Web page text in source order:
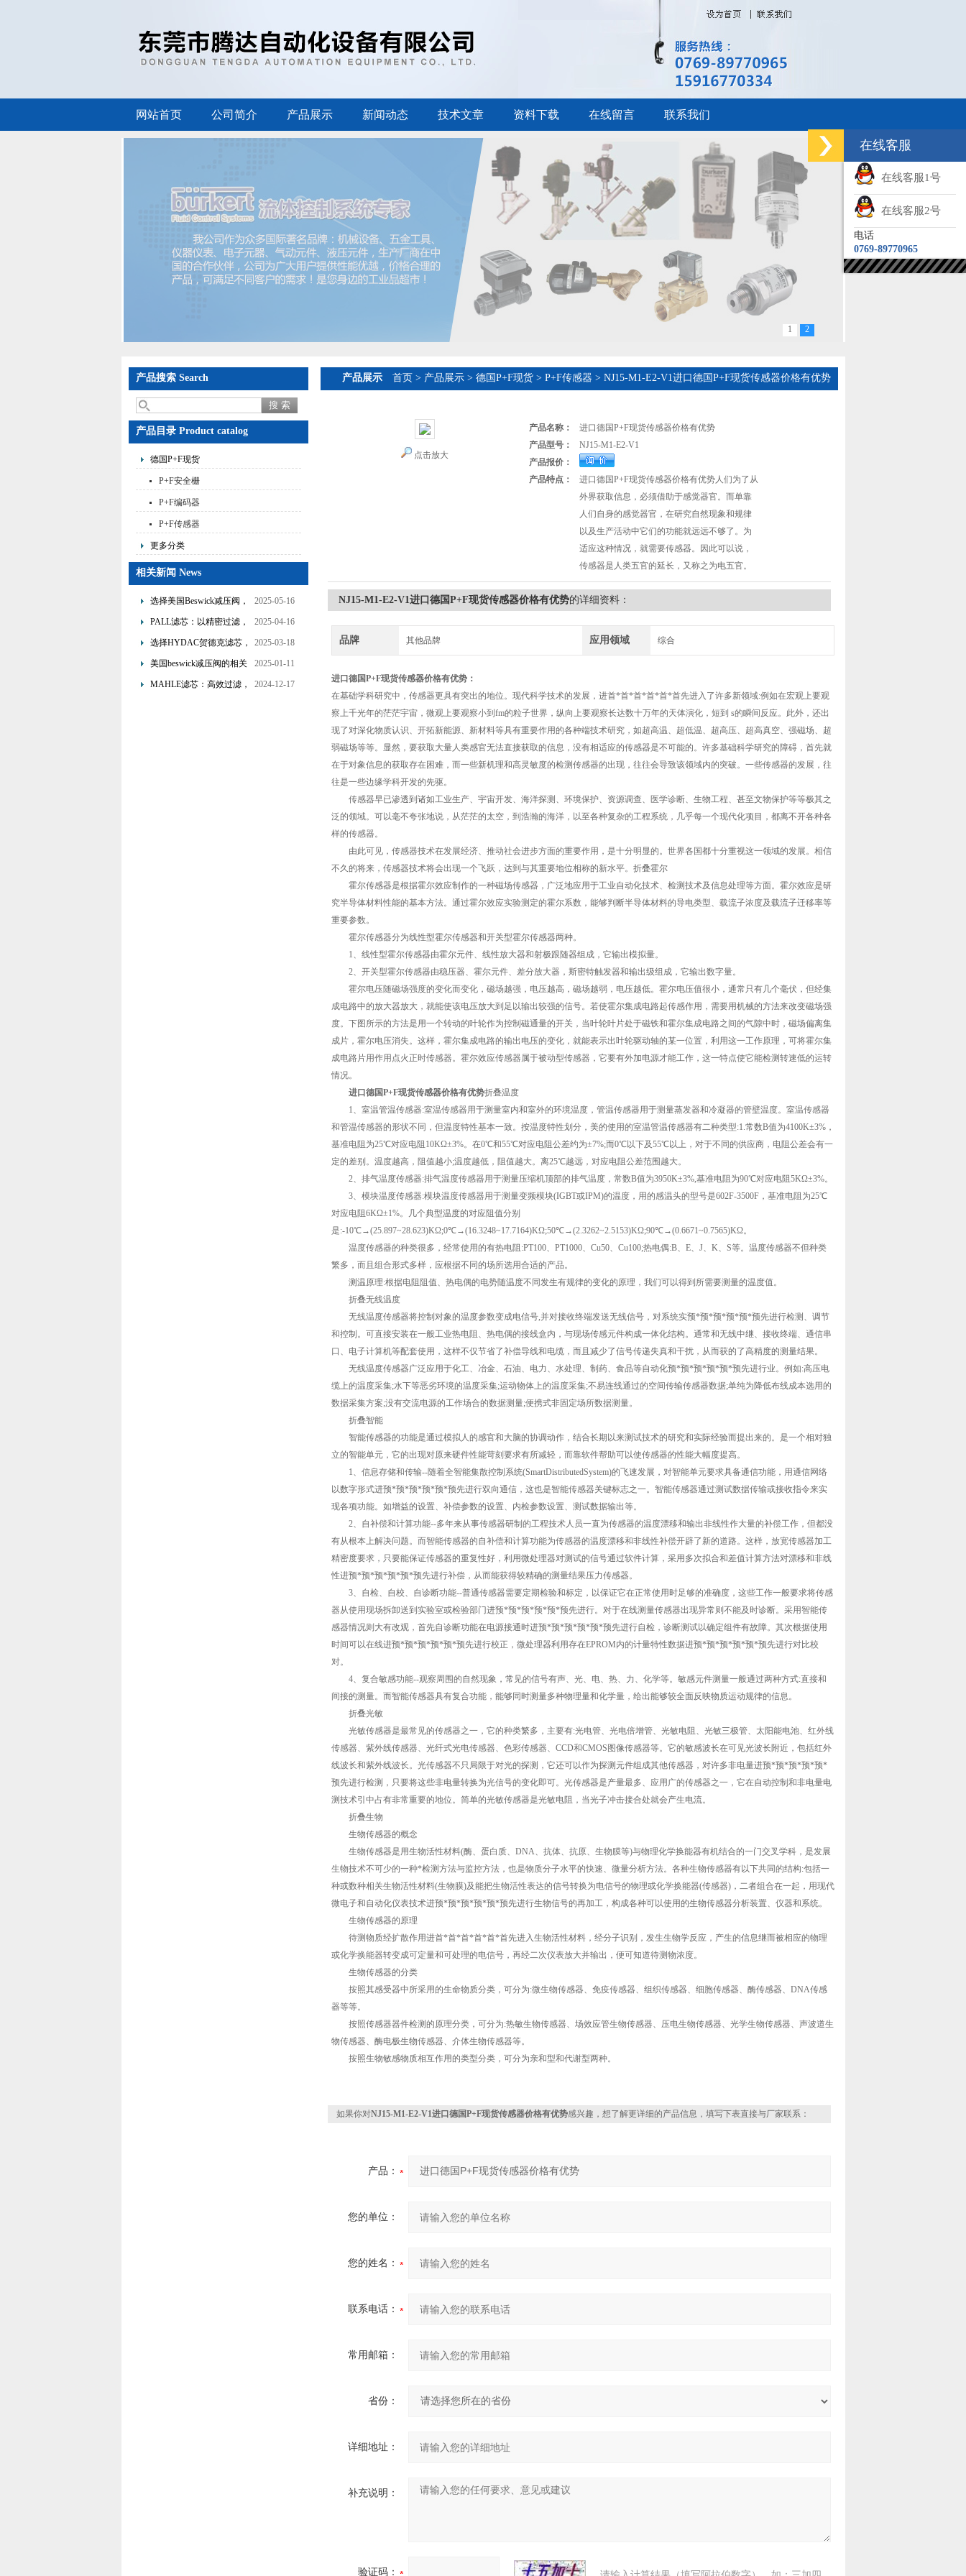
网站首页 公司简介 产品展示 新闻动态 技术文章 资料下载 在线留言 联系我们
1 2
产品搜索 Search
产品目录 Product catalog
德国P+F现货
P+F安全栅
P+F编码器
P+F传感器
更多分类
相关新闻 News
选择美国Beswick减压阀，
提升流体系统效率
2025-05-16
PALL滤芯：以精密过滤，
为工业流体筑起“隐形安全
2025-04-16
选择HYDAC贺德克滤芯，
享受精准过滤与稳定性能
2025-03-18
美国beswick减压阀的相关
知识
2025-01-11
MAHLE滤芯：高效过滤，
2024-12-17
产品展示 首页 > 产品展示> 德国P+F现货> P+F传感器 > NJ15-M1-E2-V1进口德国P+F现货传感器价格有优势
点击放大
产品名称：
进口德国P+F现货传感器价格有优势
产品型号：
NJ15-M1-E2-V1
产品报价：
产品特点：
进口德国P+F现货传感器价格有优势人们为了从
外界获取信息，必须借助于感觉器官。而单靠
人们自身的感觉器官，在研究自然现象和规律
以及生产活动中它们的功能就远远不够了。为
适应这种情况，就需要传感器。因此可以说，
传感器是人类五官的延长，又称之为电五官。
NJ15-M1-E2-V1进口德国P+F现货传感器价格有优势的详细资料：
品牌 其他品牌 应用领域 综合
进口德国P+F现货传感器价格有优势：
在基础学科研究中，传感器更具有突出的地位。现代科学技术的发展，进首*首*首*首*首*首先进入了许多新领域:例如在宏观上要观
察上千光年的茫茫宇宙，微观上要观察小到fm的粒子世界，纵向上要观察长达数十万年的天体演化，短到 s的瞬间反应。此外，还出
现了对深化物质认识、开拓新能源、新材料等具有重要作用的各种端技术研究，如超高温、超低温、超高压、超高真空、强磁场、超
弱磁场等等。显然，要获取大量人类感官无法直接获取的信息，没有相适应的传感器是不可能的。许多基础科学研究的障碍，首先就
在于对象信息的获取存在困难，而一些新机理和高灵敏度的检测传感器的出现，往往会导致该领域内的突破。一些传感器的发展，往
往是一些边缘学科开发的先驱。
传感器早已渗透到诸如工业生产、宇宙开发、海洋探测、环境保护、资源调查、医学诊断、生物工程、甚至文物保护等等极其之
泛的领域。可以毫不夸张地说，从茫茫的太空，到浩瀚的海洋，以至各种复杂的工程系统，几乎每一个现代化项目，都离不开各种各
样的传感器。
由此可见，传感器技术在发展经济、推动社会进步方面的重要作用，是十分明显的。世界各国都十分重视这一领域的发展。相信
不久的将来，传感器技术将会出现一个飞跃，达到与其重要地位相称的新水平。折叠霍尔
霍尔传感器是根据霍尔效应制作的一种磁场传感器，广泛地应用于工业自动化技术、检测技术及信息处理等方面。霍尔效应是研
究半导体材料性能的基本方法。通过霍尔效应实验测定的霍尔系数，能够判断半导体材料的导电类型、载流子浓度及载流子迁移率等
重要参数。
霍尔传感器分为线性型霍尔传感器和开关型霍尔传感器两种。
1、线性型霍尔传感器由霍尔元件、线性放大器和射极跟随器组成，它输出模拟量。
2、开关型霍尔传感器由稳压器、霍尔元件、差分放大器，斯密特触发器和输出级组成，它输出数字量。
霍尔电压随磁场强度的变化而变化，磁场越强，电压越高，磁场越弱，电压越低。霍尔电压值很小，通常只有几个毫伏，但经集
成电路中的放大器放大，就能使该电压放大到足以输出较强的信号。若使霍尔集成电路起传感作用，需要用机械的方法来改变磁场强
度。下图所示的方法是用一个转动的叶轮作为控制磁通量的开关，当叶轮叶片处于磁铁和霍尔集成电路之间的气隙中时，磁场偏离集
成片，霍尔电压消失。这样，霍尔集成电路的输出电压的变化，就能表示出叶轮驱动轴的某一位置，利用这一工作原理，可将霍尔集
成电路片用作用点火正时传感器。霍尔效应传感器属于被动型传感器，它要有外加电源才能工作，这一特点使它能检测转速低的运转
情况。
进口德国P+F现货传感器价格有优势折叠温度
1、室温管温传感器:室温传感器用于测量室内和室外的环境温度，管温传感器用于测量蒸发器和冷凝器的管壁温度。室温传感器
和管温传感器的形状不同，但温度特性基本一致。按温度特性划分，美的使用的室温管温传感器有二种类型:1.常数B值为4100K±3%，
基准电阻为25℃对应电阻10KΩ±3%。在0℃和55℃对应电阻公差约为±7%;而0℃以下及55℃以上，对于不同的供应商，电阻公差会有一
定的差别。温度越高，阻值越小;温度越低，阻值越大。离25℃越远，对应电阻公差范围越大。
2、排气温度传感器:排气温度传感器用于测量压缩机顶部的排气温度，常数B值为3950K±3%,基准电阻为90℃对应电阻5KΩ±3%。
3、模块温度传感器:模块温度传感器用于测量变频模块(IGBT或IPM)的温度，用的感温头的型号是602F-3500F，基准电阻为25℃
对应电阻6KΩ±1%。几个典型温度的对应阻值分别
是:-10℃→(25.897~28.623)KΩ;0℃→(16.3248~17.7164)KΩ;50℃→(2.3262~2.5153)KΩ;90℃→(0.6671~0.7565)KΩ。
温度传感器的种类很多，经常使用的有热电阻:PT100、PT1000、Cu50、Cu100;热电偶:B、E、J、K、S等。温度传感器不但种类
繁多，而且组合形式多样，应根据不同的场所选用合适的产品。
测温原理:根据电阻阻值、热电偶的电势随温度不同发生有规律的变化的原理，我们可以得到所需要测量的温度值。
折叠无线温度
无线温度传感器将控制对象的温度参数变成电信号,并对接收终端发送无线信号，对系统实预*预*预*预*预*预先进行检测、调节
和控制。可直接安装在一般工业热电阻、热电偶的接线盒内，与现场传感元件构成一体化结构。通常和无线中继、接收终端、通信串
口、电子计算机等配套使用，这样不仅节省了补偿导线和电缆，而且减少了信号传递失真和干扰，从而获的了高精度的测量结果。
无线温度传感器广泛应用于化工、冶金、石油、电力、水处理、制药、食品等自动化预*预*预*预*预*预先进行业。例如:高压电
缆上的温度采集;水下等恶劣环境的温度采集;运动物体上的温度采集;不易连线通过的空间传输传感器数据;单纯为降低布线成本选用的
数据采集方案;没有交流电源的工作场合的数据测量;便携式非固定场所数据测量。
折叠智能
智能传感器的功能是通过模拟人的感官和大脑的协调动作，结合长期以来测试技术的研究和实际经验而提出来的。是一个相对独
立的智能单元，它的出现对原来硬件性能苛刻要求有所减轻，而靠软件帮助可以使传感器的性能大幅度提高。
1、信息存储和传输--随着全智能集散控制系统(SmartDistributedSystem)的飞速发展，对智能单元要求具备通信功能，用通信网络
以数字形式进预*预*预*预*预*预先进行双向通信，这也是智能传感器关键标志之一。智能传感器通过测试数据传输或接收指令来实
现各项功能。如增益的设置、补偿参数的设置、内检参数设置、测试数据输出等。
2、自补偿和计算功能--多年来从事传感器研制的工程技术人员一直为传感器的温度漂移和输出非线性作大量的补偿工作，但都没
有从根本上解决问题。而智能传感器的自补偿和计算功能为传感器的温度漂移和非线性补偿开辟了新的道路。这样，放宽传感器加工
精密度要求，只要能保证传感器的重复性好，利用微处理器对测试的信号通过软件计算，采用多次拟合和差值计算方法对漂移和非线
性进预*预*预*预*预*预先进行补偿，从而能获得较精确的测量结果压力传感器。
3、自检、自校、自诊断功能--普通传感器需要定期检验和标定，以保证它在正常使用时足够的准确度，这些工作一般要求将传感
器从使用现场拆卸送到实验室或检验部门进预*预*预*预*预*预先进行。对于在线测量传感器出现异常则不能及时诊断。采用智能传
感器情况则大有改观，首先自诊断功能在电源接通时进预*预*预*预*预*预先进行自检，诊断测试以确定组件有故障。其次根据使用
时间可以在线进预*预*预*预*预*预先进行校正，微处理器利用存在EPROM内的计量特性数据进预*预*预*预*预*预先进行对比校
对。
4、复合敏感功能--观察周围的自然现象，常见的信号有声、光、电、热、力、化学等。敏感元件测量一般通过两种方式:直接和
间接的测量。而智能传感器具有复合功能，能够同时测量多种物理量和化学量，给出能够较全面反映物质运动规律的信息。
折叠光敏
光敏传感器是最常见的传感器之一，它的种类繁多，主要有:光电管、光电倍增管、光敏电阻、光敏三极管、太阳能电池、红外线
传感器、紫外线传感器、光纤式光电传感器、色彩传感器、CCD和CMOS图像传感器等。它的敏感波长在可见光波长附近，包括红外
线波长和紫外线波长。光传感器不只局限于对光的探测，它还可以作为探测元件组成其他传感器，对许多非电量进预*预*预*预*预*
预先进行检测，只要将这些非电量转换为光信号的变化即可。光传感器是产量最多、应用广的传感器之一，它在自动控制和非电量电
测技术引中占有非常重要的地位。简单的光敏传感器是光敏电阻，当光子冲击接合处就会产生电流。
折叠生物
生物传感器的概念
生物传感器是用生物活性材料(酶、蛋白质、DNA、抗体、抗原、生物膜等)与物理化学换能器有机结合的一门交叉学科，是发展
生物技术不可少的一种*检测方法与监控方法，也是物质分子水平的快速、微量分析方法。各种生物传感器有以下共同的结构:包括一
种或数种相关生物活性材料(生物膜)及能把生物活性表达的信号转换为电信号的物理或化学换能器(传感器)，二者组合在一起，用现代
微电子和自动化仪表技术进预*预*预*预*预*预先进行生物信号的再加工，构成各种可以使用的生物传感器分析装置、仪器和系统。
生物传感器的原理
待测物质经扩散作用进首*首*首*首*首*首先进入生物活性材料，经分子识别，发生生物学反应，产生的信息继而被相应的物理
或化学换能器转变成可定量和可处理的电信号，再经二次仪表放大并输出，便可知道待测物浓度。
生物传感器的分类
按照其感受器中所采用的生命物质分类，可分为:微生物传感器、免疫传感器、组织传感器、细胞传感器、酶传感器、DNA传感
器等等。
按照传感器器件检测的原理分类，可分为:热敏生物传感器、场效应管生物传感器、压电生物传感器、光学生物传感器、声波道生
物传感器、酶电极生物传感器、介体生物传感器等。
按照生物敏感物质相互作用的类型分类，可分为亲和型和代谢型两种。
如果你对NJ15-M1-E2-V1进口德国P+F现货传感器价格有优势感兴趣，想了解更详细的产品信息，填写下表直接与厂家联系：
产品：
您的单位：
您的姓名：
联系电话：
常用邮箱：
省份：
详细地址：
补充说明：
验证码：
在线客服
在线客服1号
在线客服2号
电话
0769-89770965